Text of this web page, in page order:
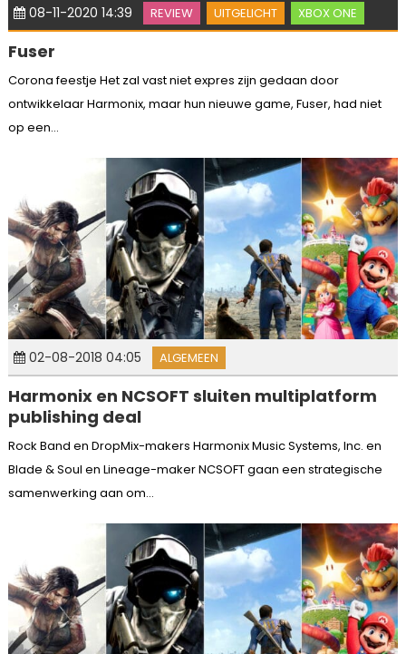
08-11-2020 14:39 REVIEW UITGELICHT XBOX ONE
Fuser
Corona feestje Het zal vast niet expres zijn gedaan door
ontwikkelaar Harmonix, maar hun nieuwe game, Fuser, had niet
op een...
02-08-2018 04:05 ALGEMEEN
Harmonix en NCSOFT sluiten multiplatform
publishing deal
Rock Band en DropMix-makers Harmonix Music Systems, Inc. en
Blade & Soul en Lineage-maker NCSOFT gaan een strategische
samenwerking aan om...